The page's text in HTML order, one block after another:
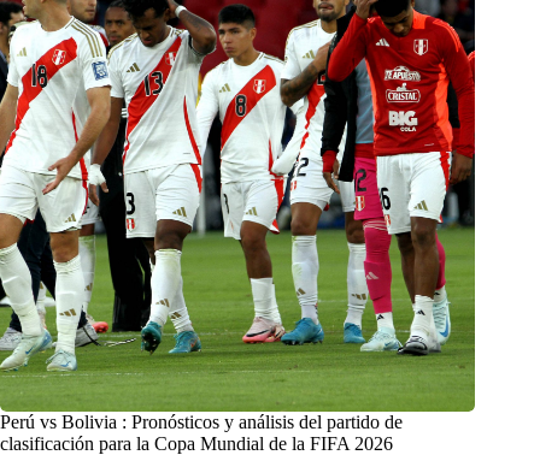
Perú vs Bolivia : Pronósticos y análisis del partido de
clasificación para la Copa Mundial de la FIFA 2026